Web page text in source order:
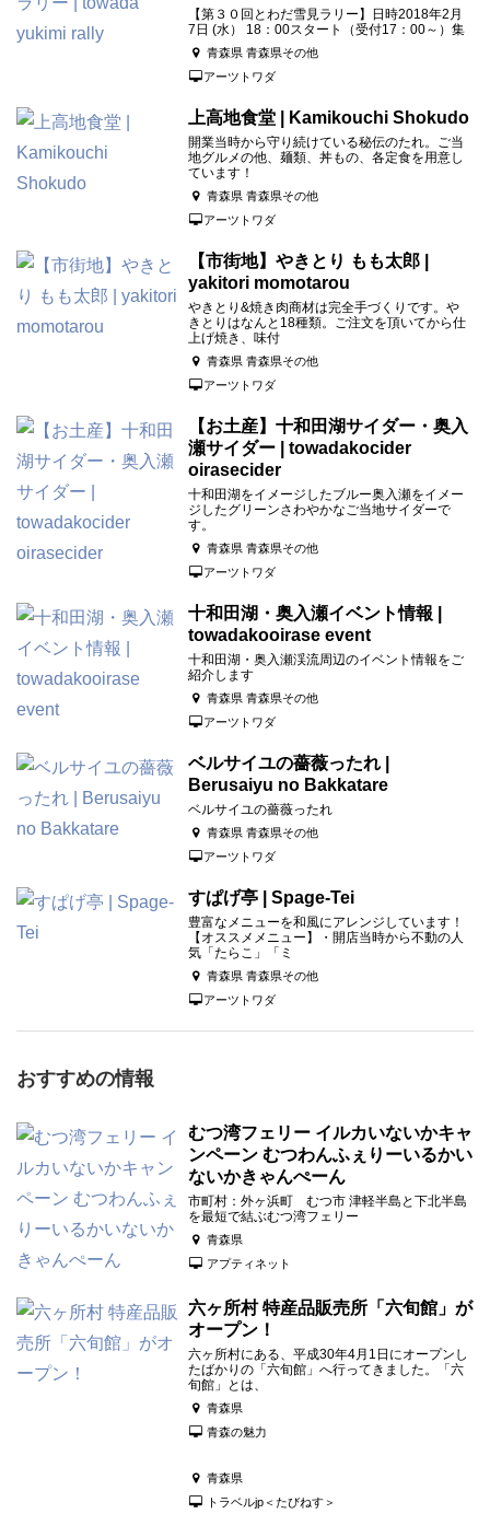
【第３０回とわだ雪見ラリー】日時2018年2月
7日 (水） 18：00スタート（受付17：00～）集
青森県 青森県その他
アーツトワダ
上高地食堂 | Kamikouchi Shokudo
開業当時から守り続けている秘伝のたれ。ご当
地グルメの他、麺類、丼もの、各定食を用意し
ています！
青森県 青森県その他
アーツトワダ
【市街地】やきとり もも太郎 |
yakitori momotarou
やきとり&焼き肉商材は完全手づくりです。や
きとりはなんと18種類。ご注文を頂いてから仕
上げ焼き、味付
青森県 青森県その他
アーツトワダ
【お土産】十和田湖サイダー・奥入
瀬サイダー | towadakocider
oirasecider
十和田湖をイメージしたブルー奥入瀬をイメー
ジしたグリーンさわやかなご当地サイダーで
す。
青森県 青森県その他
アーツトワダ
十和田湖・奥入瀬イベント情報 |
towadakooirase event
十和田湖・奥入瀬渓流周辺のイベント情報をご
紹介します
青森県 青森県その他
アーツトワダ
ベルサイユの薔薇ったれ |
Berusaiyu no Bakkatare
ベルサイユの薔薇ったれ
青森県 青森県その他
アーツトワダ
すぱげ亭 | Spage-Tei
豊富なメニューを和風にアレンジしています！
【オススメメニュー】・開店当時から不動の人
気「たらこ」「ミ
青森県 青森県その他
アーツトワダ
おすすめの情報
むつ湾フェリー イルカいないかキャ
ンペーン むつわんふぇりーいるかい
ないかきゃんぺーん
市町村：外ヶ浜町 むつ市 津軽半島と下北半島
を最短で結ぶむつ湾フェリー
青森県
アプティネット
六ヶ所村 特産品販売所「六旬館」が
オープン！
六ヶ所村にある、平成30年4月1日にオープンし
たばかりの「六旬館」へ行ってきました。「六
旬館」とは、
青森県
青森の魅力
青森県
トラベルjp＜たびねす＞